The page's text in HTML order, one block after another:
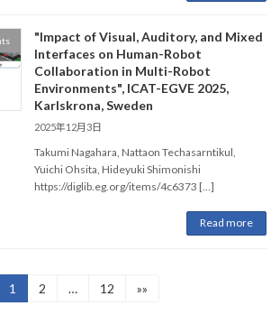
"Impact of Visual, Auditory, and Mixed
Interfaces on Human-Robot
Collaboration in Multi-Robot
Environments", ICAT-EGVE 2025,
Karlskrona, Sweden
2025年12月3日
Takumi Nagahara, Nattaon Techasarntikul,
Yuichi Ohsita, Hideyuki Shimonishi
https://diglib.eg.org/items/4c6373 […]
Read more
Page
1 Page
2 … Page
12 »»